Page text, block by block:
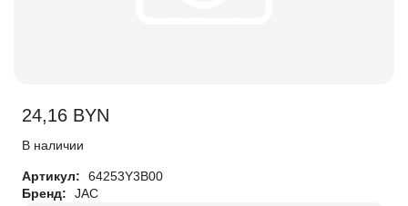
24,16 BYN
В наличии
Артикул:
64253Y3B00
Бренд:
JAC